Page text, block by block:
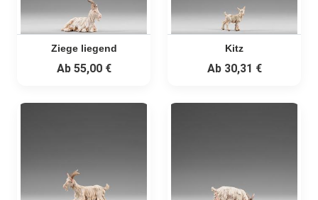
Ziege liegend
Ab55,00 €
Kitz
Ab30,31 €